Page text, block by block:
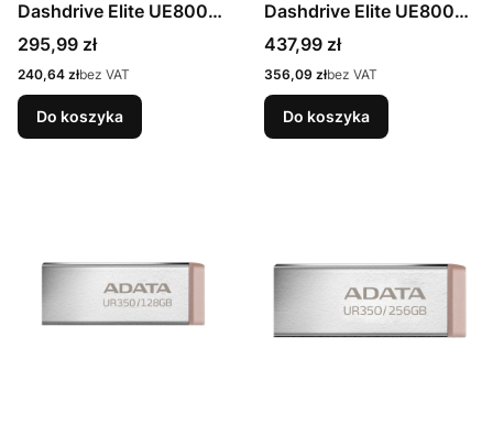
Dashdrive Elite UE800
256 GB
Cena
295,99 zł
Cena
240,64 złbez VAT
Do koszyka
Dashdrive Elite UE800
512 GB
Cena
437,99 zł
Cena
356,09 złbez VAT
Do koszyka